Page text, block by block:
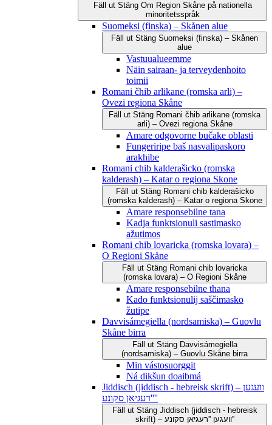
Fäll ut Stäng Om Region Skåne på nationella
minoritetsspråk
Suomeksi (finska) – Skånen alue
Fäll ut Stäng Suomeksi (finska) – Skånen
alue
Vastuualueemme
Näin sairaan- ja terveydenhoito
toimii
Romani čhib arlikane (romska arli) –
Ovezi regiona Skåne
Fäll ut Stäng Romani čhib arlikane (romska
arli) – Ovezi regiona Skåne
Amare odgovorne bučake oblasti
Fungeriripe baš nasvalipaskoro
arakhibe
Romani chib kalderašicko (romska
kalderash) – Katar o regiona Skone
Fäll ut Stäng Romani chib kalderašicko
(romska kalderash) – Katar o regiona Skone
Amare responsebilne tana
Kadja funktsionuli sastimasko
ažutimos
Romani chib lovaricka (romska lovara) –
O Regioni Skåne
Fäll ut Stäng Romani chib lovaricka
(romska lovara) – O Regioni Skåne
Amare responsebilne thana
Kado funktsionulij saščimasko
žutipe
Davvisámegiella (nordsamiska) – Guovlu
Skåne birra
Fäll ut Stäng Davvisámegiella
(nordsamiska) – Guovlu Skåne birra
Min vástosuorggit
Ná dikšun doaibmá
Jiddisch (jiddisch - hebreisk skrift) – וועגען
''רעגיאן סקונע''
Fäll ut Stäng Jiddisch (jiddisch - hebreisk
skrift) – וועגען ''רעגיאן סקונע''